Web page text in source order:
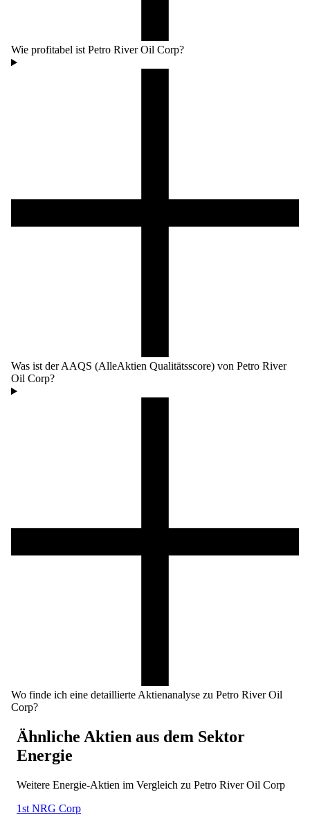
Wie profitabel ist Petro River Oil Corp?
Was ist der AAQS (AlleAktien Qualitätsscore) von Petro River
Oil Corp?
Wo finde ich eine detaillierte Aktienanalyse zu Petro River Oil
Corp?
Ähnliche Aktien aus dem Sektor
Energie
Weitere Energie-Aktien im Vergleich zu Petro River Oil Corp
1st NRG Corp